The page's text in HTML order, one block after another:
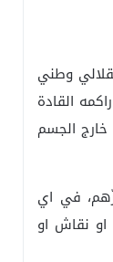
وطني
القادة
خارج الجسم
في اي
نقاش او